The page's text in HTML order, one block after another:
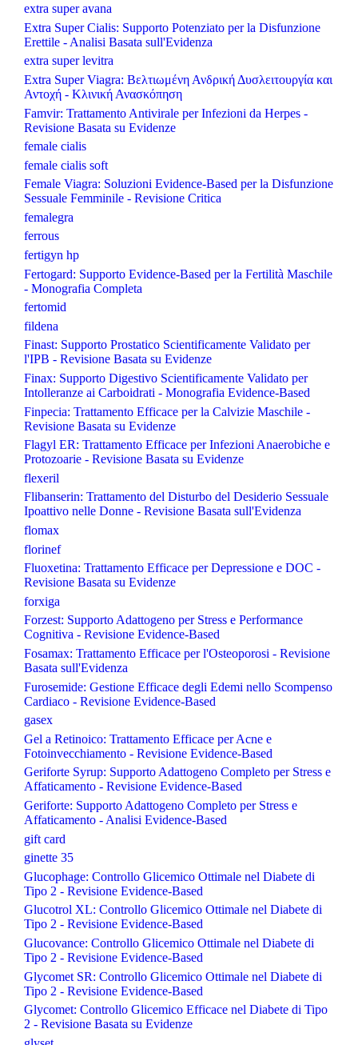
extra super avana
Extra Super Cialis: Supporto Potenziato per la Disfunzione
Erettile - Analisi Basata sull'Evidenza
extra super levitra
Extra Super Viagra: Βελτιωμένη Ανδρική Δυσλειτουργία και
Αντοχή - Κλινική Ανασκόπηση
Famvir: Trattamento Antivirale per Infezioni da Herpes -
Revisione Basata su Evidenze
female cialis
female cialis soft
Female Viagra: Soluzioni Evidence-Based per la Disfunzione
Sessuale Femminile - Revisione Critica
femalegra
ferrous
fertigyn hp
Fertogard: Supporto Evidence-Based per la Fertilità Maschile
- Monografia Completa
fertomid
fildena
Finast: Supporto Prostatico Scientificamente Validato per
l'IPB - Revisione Basata su Evidenze
Finax: Supporto Digestivo Scientificamente Validato per
Intolleranze ai Carboidrati - Monografia Evidence-Based
Finpecia: Trattamento Efficace per la Calvizie Maschile -
Revisione Basata su Evidenze
Flagyl ER: Trattamento Efficace per Infezioni Anaerobiche e
Protozoarie - Revisione Basata su Evidenze
flexeril
Flibanserin: Trattamento del Disturbo del Desiderio Sessuale
Ipoattivo nelle Donne - Revisione Basata sull'Evidenza
flomax
florinef
Fluoxetina: Trattamento Efficace per Depressione e DOC -
Revisione Basata su Evidenze
forxiga
Forzest: Supporto Adattogeno per Stress e Performance
Cognitiva - Revisione Evidence-Based
Fosamax: Trattamento Efficace per l'Osteoporosi - Revisione
Basata sull'Evidenza
Furosemide: Gestione Efficace degli Edemi nello Scompenso
Cardiaco - Revisione Evidence-Based
gasex
Gel a Retinoico: Trattamento Efficace per Acne e
Fotoinvecchiamento - Revisione Evidence-Based
Geriforte Syrup: Supporto Adattogeno Completo per Stress e
Affaticamento - Revisione Evidence-Based
Geriforte: Supporto Adattogeno Completo per Stress e
Affaticamento - Analisi Evidence-Based
gift card
ginette 35
Glucophage: Controllo Glicemico Ottimale nel Diabete di
Tipo 2 - Revisione Evidence-Based
Glucotrol XL: Controllo Glicemico Ottimale nel Diabete di
Tipo 2 - Revisione Evidence-Based
Glucovance: Controllo Glicemico Ottimale nel Diabete di
Tipo 2 - Revisione Evidence-Based
Glycomet SR: Controllo Glicemico Ottimale nel Diabete di
Tipo 2 - Revisione Evidence-Based
Glycomet: Controllo Glicemico Efficace nel Diabete di Tipo
2 - Revisione Basata su Evidenze